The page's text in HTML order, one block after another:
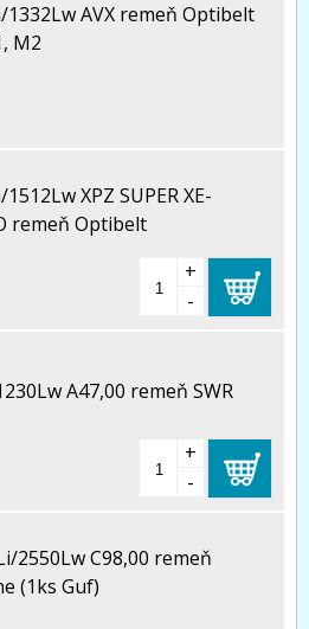
1332Lw AVX remeň Optibelt
M2
XPZ SUPER XE-
remeň Optibelt
+
-
A47,00 remeň SWR
+
-
2550Lw C98,00 remeň
(1ks Guf)